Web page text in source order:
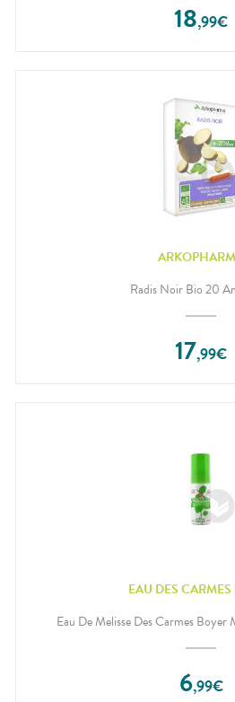
18,99€
Radis Noir Bio 20
17,99€
EAU DES CARMES
Eau De Melisse Des Carmes Boyer
6,99€